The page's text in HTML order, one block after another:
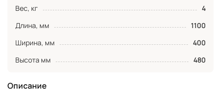
Описание
Вес, кг
4
Длина, мм
1100
Ширина, мм
400
Высота мм
480